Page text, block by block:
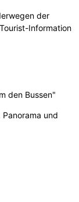
der
Information
Panorama und